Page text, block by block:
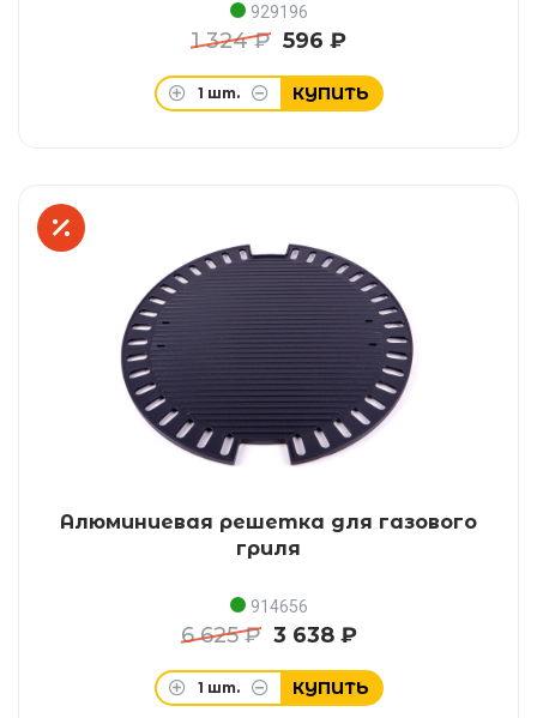
929196
1 324 ₽ 596 ₽
1 шт. КУПИТЬ
Алюминиевая решетка для газового
гриля
914656
6 625 ₽ 3 638 ₽
1 шт. КУПИТЬ